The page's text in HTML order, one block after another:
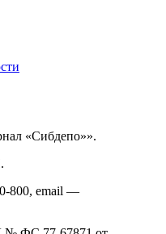
«Сибдепо»».
800, email —